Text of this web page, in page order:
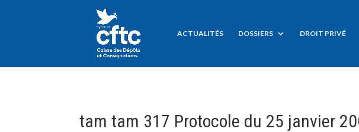
ACTUALITÉS DOSSIERS DROIT PRIVÉ
tam tam 317 Protocole du 25 janvier